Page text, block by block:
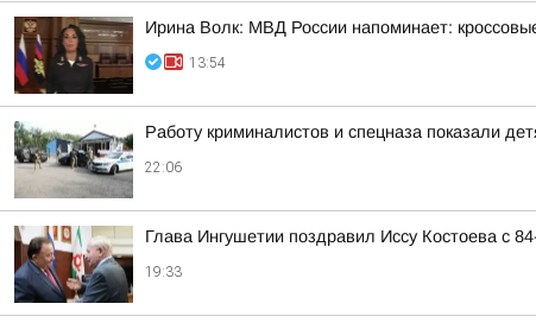
Ирина Волк: МВД России напоминает:
13:54
Работу криминалистов и спецназа показали
22:06
Глава Ингушетии поздравил Иссу Костоева с
19:33